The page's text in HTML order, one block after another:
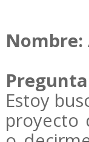
Nombre:
Estoy
proyecto